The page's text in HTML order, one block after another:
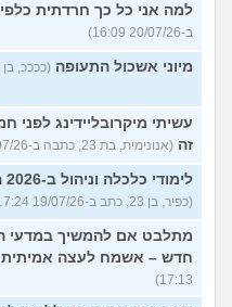
למה אני כל כך חרדתית
ב-20/07/26 16:09)
מיוני אשכול התעופה (ככככ, בן 18, כתב ב-20/07/26 16:00)
עשיתי מיקרובליידינג
זה (אנונימית, בת 23, כתבה ב-19/07/26 17:35)
לימודי כלכלה וניהול ב-2026 האם יהיה לי עתיד בזה?
(כפיר, בן 23, כתב ב-19/07/26 17:24)
מתלבט אם להמשיך במדעי
חדש – אשמח לעצה אמיתית
17:13)